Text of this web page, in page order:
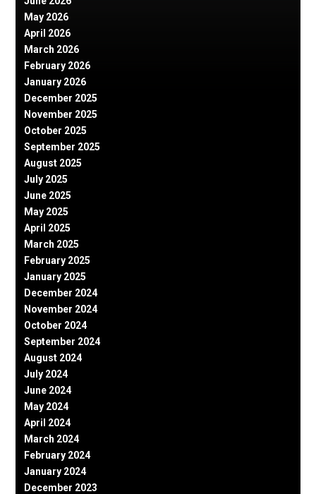
May 2026
April 2026
March 2026
February 2026
January 2026
December 2025
November 2025
October 2025
September 2025
August 2025
July 2025
June 2025
May 2025
April 2025
March 2025
February 2025
January 2025
December 2024
November 2024
October 2024
September 2024
August 2024
July 2024
June 2024
May 2024
April 2024
March 2024
February 2024
January 2024
December 2023